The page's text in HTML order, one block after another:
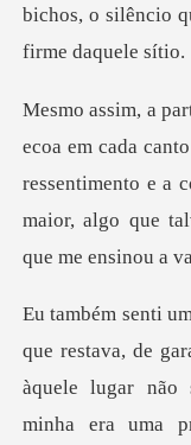
ressentimento e a
maior, al
àquele lugar não
mi